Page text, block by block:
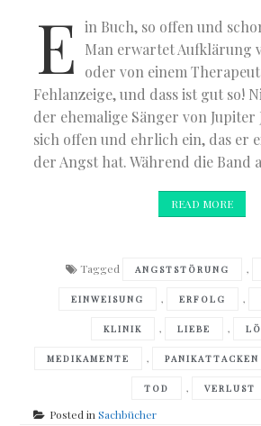
E in Buch, so offen und
Man erwartet Aufklärung
oder von einem
Fehlanzeige, und dass ist gut so!
der ehemalige Sänger von Jupiter
sich offen und ehrlich ein, das er
der Angst hat. Während die Band
READ MORE
Tagged ANGSTSTÖRUNG ,
EINWEISUNG , ERFOLG ,
KLINIK , LIEBE ,
MEDIKAMENTE , PANIKATTACKEN
TOD , VERLUST
Posted inSachbücher